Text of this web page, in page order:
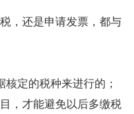
还是申请发票，都与
定的税种来进行的；
，才能避免以后多缴税